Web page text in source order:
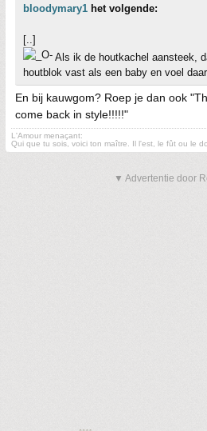
bloodymary1 het volgende:
[..]
Als ik de houtkachel aansteek,
houtblok vast als een baby en voel
En bij kauwgom? Roep je dan ook
come back in style!!!!!"
L'Amour menaçant:
Qui que tu sois, voici ton maître. Il l'est, le fût ou le
▼ Advertentie door